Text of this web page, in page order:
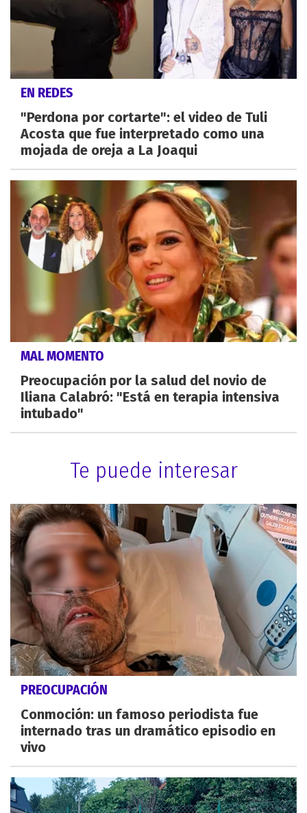
EN REDES
"Perdona por cortarte": el video de Tuli
Acosta que fue interpretado como una
mojada de oreja a La Joaqui
MAL MOMENTO
Preocupación por la salud del novio de
Iliana Calabró: "Está en terapia intensiva
intubado"
Te puede interesar
PREOCUPACIÓN
Conmoción: un famoso periodista fue
internado tras un dramático episodio en
vivo